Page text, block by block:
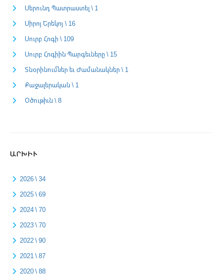
Սերունդ Պատրաստել \ 1
Սիրոյ Երեկոյ \ 16
Սուրբ Հոգի \ 109
Սուրբ Հոգիին Պարգեւները \ 15
Տնօրինումներ եւ Ժամանակներ \ 1
Քաջալերական \ 1
Օծութիւն \ 8
ԱՐԽԻՒ
2026 \ 34
2025 \ 69
2024 \ 70
2023 \ 70
2022 \ 90
2021 \ 87
2020 \ 88